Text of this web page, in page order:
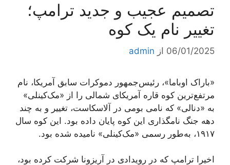
تصمیم عجیب و جدید ترامپ؛
تغییر نام یک کوه
06/01/2025 از admin
«باراک اوباما»، رئیس‌جمهور دموکرات سابق آمریکا، نام
مرتفع‌ترین کوه قاره آمریکای شمالی را از «مک‌کینلی»
به «دنالی» که نامی بومی در آلاسکاست، تغییر و به چند
دهه جنگ نامگذاری این کوه پایان داده بود. این کوه سال
۱۹۱۷، به‌طور رسمی «مک‌کینلی» نامیده شده بود.
اخیرا ترامپ که در رویدادی در آریزونا شرکت کرده بود،